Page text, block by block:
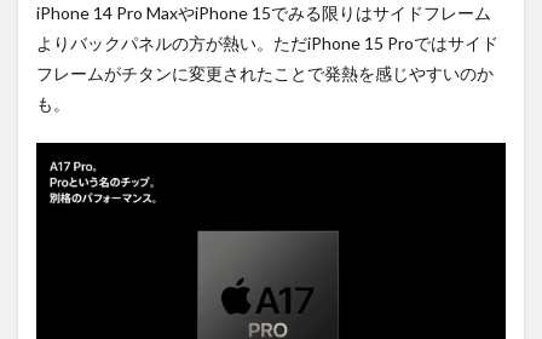
iPhone 14 Pro MaxやiPhone 15でみる限りはサイドフレーム
よりバックパネルの方が熱い。ただiPhone 15 Proではサイド
フレームがチタンに変更されたことで発熱を感じやすいのか
も。